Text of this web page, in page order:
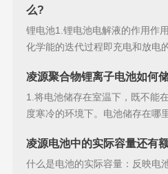
么?
锂电池1.锂电池电解液的作用作
化学能的迭代过程即充电和放电
凌源聚合物锂离子电池如何
1.将电池储存在室温下，既不能
度寒冷的环境下。电池储存在哪
凌源电池中的实际容量还有
什么是电池的实际容量：反映电